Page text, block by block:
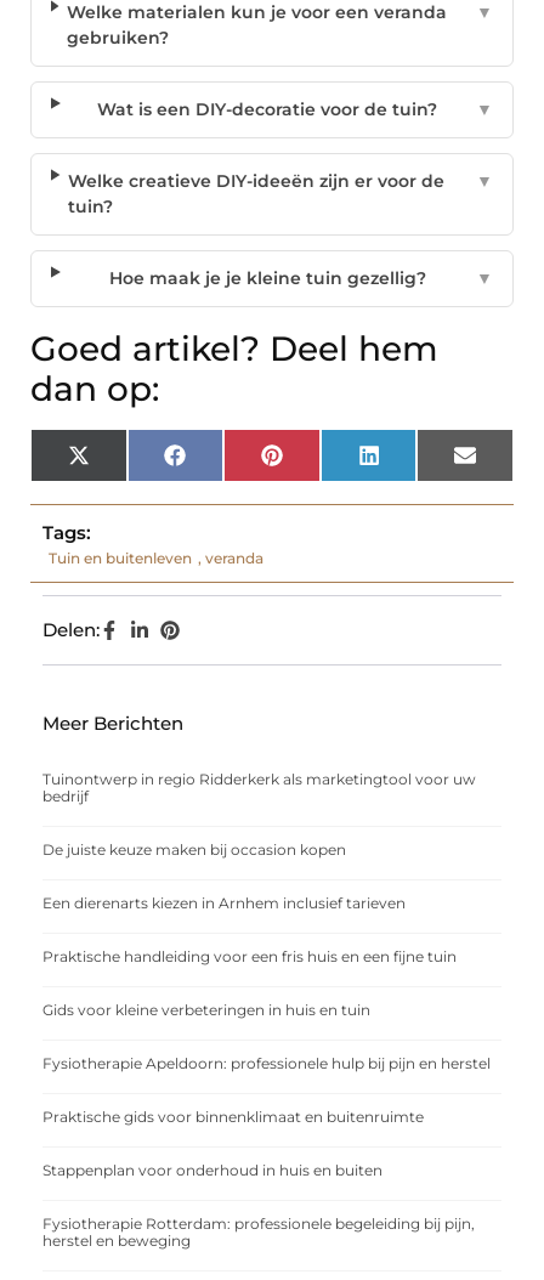
Welke materialen kun je voor een veranda
gebruiken?
▼
Wat is een DIY-decoratie voor de tuin? ▼
Welke creatieve DIY-ideeën zijn er voor de
tuin?
▼
Hoe maak je je kleine tuin gezellig? ▼
Goed artikel? Deel hem
dan op:
X
(Twitter)
Facebook Pinterest LinkedIn Email
Tags:
Tuin en buitenleven , veranda
Delen:
Meer Berichten
Tuinontwerp in regio Ridderkerk als marketingtool voor uw
bedrijf
De juiste keuze maken bij occasion kopen
Een dierenarts kiezen in Arnhem inclusief tarieven
Praktische handleiding voor een fris huis en een fijne tuin
Gids voor kleine verbeteringen in huis en tuin
Fysiotherapie Apeldoorn: professionele hulp bij pijn en herstel
Praktische gids voor binnenklimaat en buitenruimte
Stappenplan voor onderhoud in huis en buiten
Fysiotherapie Rotterdam: professionele begeleiding bij pijn,
herstel en beweging